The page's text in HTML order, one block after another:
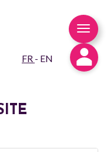
FR - EN